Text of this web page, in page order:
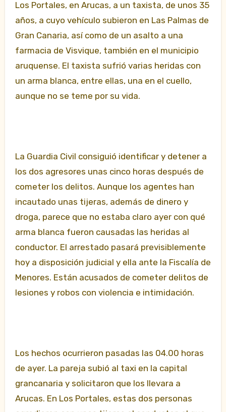
Los Portales, en Arucas, a un taxista, de unos 35
años, a cuyo vehículo subieron en Las Palmas de
Gran Canaria, así como de un asalto a una
farmacia de Visvique, también en el municipio
aruquense. El taxista sufrió varias heridas con
un arma blanca, entre ellas, una en el cuello,
aunque no se teme por su vida.
La Guardia Civil consiguió identificar y detener a
los dos agresores unas cinco horas después de
cometer los delitos. Aunque los agentes han
incautado unas tijeras, además de dinero y
droga, parece que no estaba claro ayer con qué
arma blanca fueron causadas las heridas al
conductor. El arrestado pasará previsiblemente
hoy a disposición judicial y ella ante la Fiscalía de
Menores. Están acusados de cometer delitos de
lesiones y robos con violencia e intimidación.
Los hechos ocurrieron pasadas las 04.00 horas
de ayer. La pareja subió al taxi en la capital
grancanaria y solicitaron que los llevara a
Arucas. En Los Portales, estas dos personas